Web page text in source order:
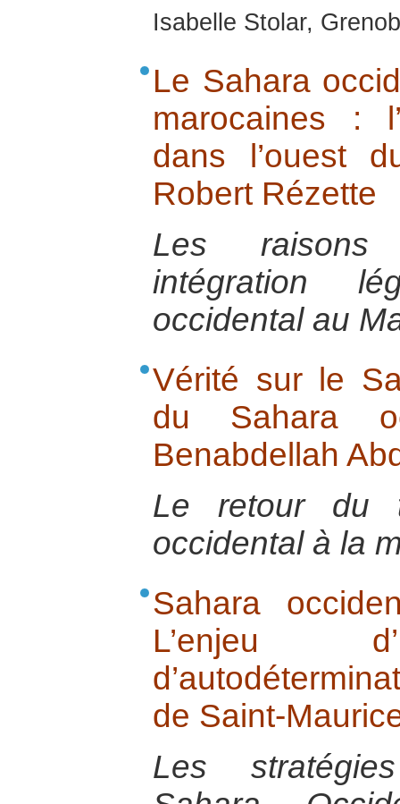
Isabelle Stolar,
Le Sahara
marocaines :
dans l’ouest
Robert Rézette
Les raisons
intégration
occidental au
Vérité sur le
du Sahara
Benabdellah
Le retour du
occidental à la
Sahara
L’enjeu
de Saint-
Les